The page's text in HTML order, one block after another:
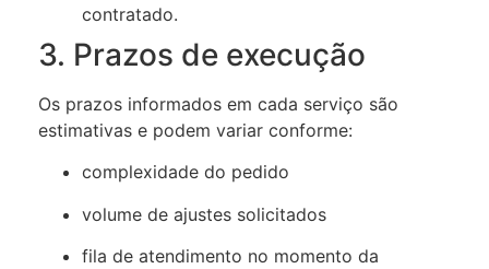
contratado.
3. Prazos de execução
Os prazos informados em cada serviço são
estimativas e podem variar conforme:
complexidade do pedido
volume de ajustes solicitados
fila de atendimento no momento da